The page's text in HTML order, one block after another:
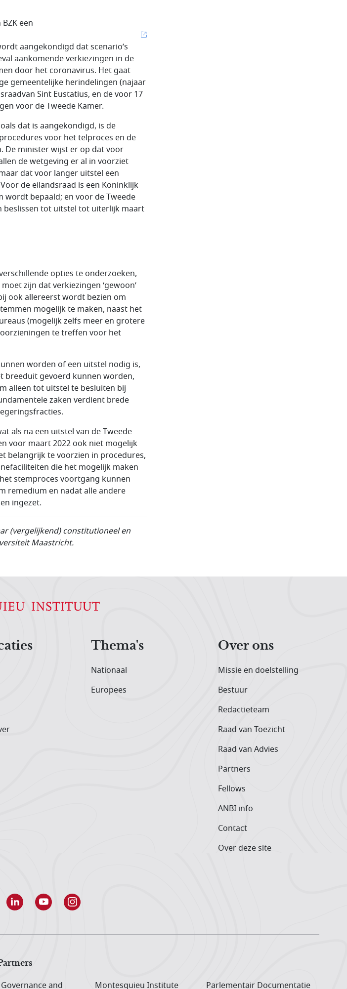
een
aangekondigd dat scenario’s
aankomende verkiezingen in de
door het coronavirus. Het gaat
gemeentelijke herindelingen (najaar
Sint Eustatius, en de voor 17
voor de Tweede Kamer.
dat is aangekondigd, is de
voor het telproces en de
De minister wijst er op dat voor
de wetgeving er al in voorziet
dat voor langer uitstel een
de eilandsraad is een Koninklijk
wordt bepaald; en voor de Tweede
beslissen tot uitstel tot uiterlijk maart
opties te onderzoeken,
zijn dat verkiezingen ‘gewoon’
ook allereerst wordt bezien om
mogelijk te maken, naast het
(mogelijk zelfs meer en grotere
te treffen voor het
worden of een uitstel nodig is,
breeduit gevoerd kunnen worden,
alleen tot uitstel te besluiten bij
zaken verdient brede
als na een uitstel van de Tweede
voor maart 2022 ook niet mogelijk
belangrijk te voorzien in procedures,
die het mogelijk maken
stemproces voortgang kunnen
remedium en nadat alle andere
ingezet.
(vergelijkend) constitutioneel en
Maastricht.
Thema's
Nationaal
Europees
Over ons
Missie en doelstelling
Bestuur
Redactieteam
Raad van Toezicht
Raad van Advies
Partners
Fellows
ANBI info
Contact
Over deze site
and Montesquieu Institute Parlementair Documentatie